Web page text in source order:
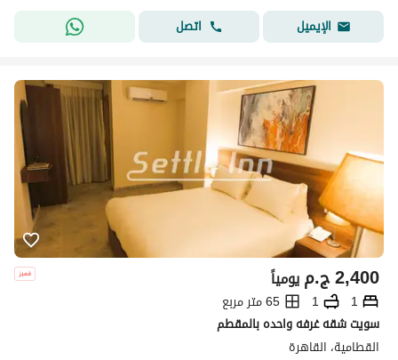
الإيميل
اتصل
ج.م2,400 يومياً
1
1
65 متر مربع
سويت شقه غرفه واحده بالمقطم
القطامية، القاهرة